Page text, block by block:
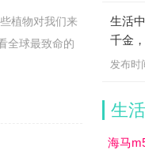
植物对我们来
全球最致命的
生活
千金
发布时
生活
海马